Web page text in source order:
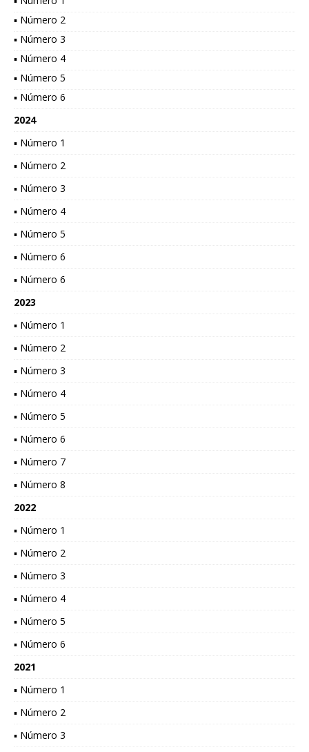
▪ Número 2
▪ Número 3
▪ Número 4
▪ Número 5
▪ Número 6
2024
▪ Número 1
▪ Número 2
▪ Número 3
▪ Número 4
▪ Número 5
▪ Número 6
▪ Número 6
2023
▪ Número 1
▪ Número 2
▪ Número 3
▪ Número 4
▪ Número 5
▪ Número 6
▪ Número 7
▪ Número 8
2022
▪ Número 1
▪ Número 2
▪ Número 3
▪ Número 4
▪ Número 5
▪ Número 6
2021
▪ Número 1
▪ Número 2
▪ Número 3